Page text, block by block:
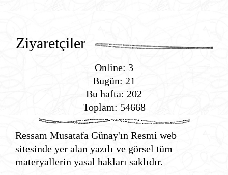
Ziyaretçiler
Online: 3
Bugün: 21
Bu hafta: 202
Toplam: 54668
Ressam Musatafa Günay'ın Resmi web
sitesinde yer alan yazılı ve görsel tüm
materyallerin yasal hakları saklıdır.